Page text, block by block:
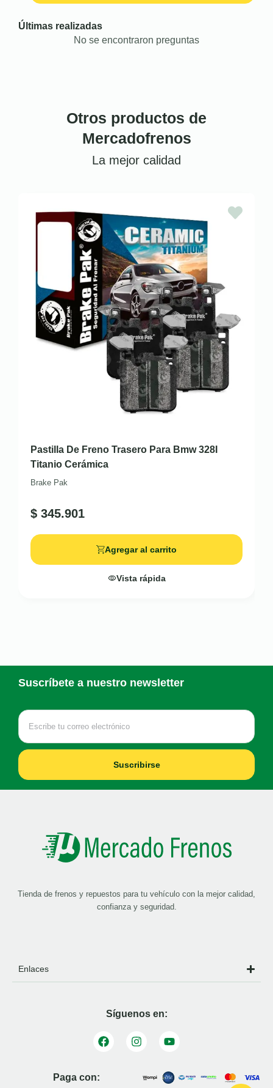
Últimas realizadas
No se encontraron preguntas
Otros productos de
Mercadofrenos
La mejor calidad
Pastilla De Freno Trasero Para Bmw 328I
Titanio Cerámica
Brake Pak
$ 345.901
Agregar al carrito
Vista rápida
Suscríbete a nuestro newsletter
Suscribirse
Tienda de frenos y repuestos para tu vehículo con la mejor calidad,
confianza y seguridad.
Enlaces
Síguenos en:
Paga con: